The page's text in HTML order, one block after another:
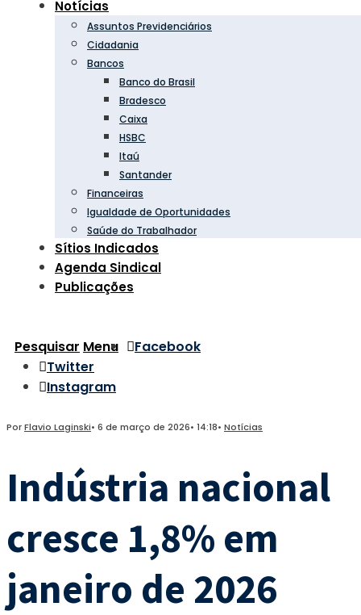
Notícias
Assuntos Previdenciários
Cidadania
Bancos
Banco do Brasil
Bradesco
Caixa
HSBC
Itaú
Santander
Financeiras
Igualdade de Oportunidades
Saúde do Trabalhador
Sítios Indicados
Agenda Sindical
Publicações
Pesquisar Menu
Facebook
Twitter
Instagram
PorFlavio Laginski• 6 de março de 2026• 14:18• Notícias
Indústria nacional
cresce 1,8% em
janeiro de 2026